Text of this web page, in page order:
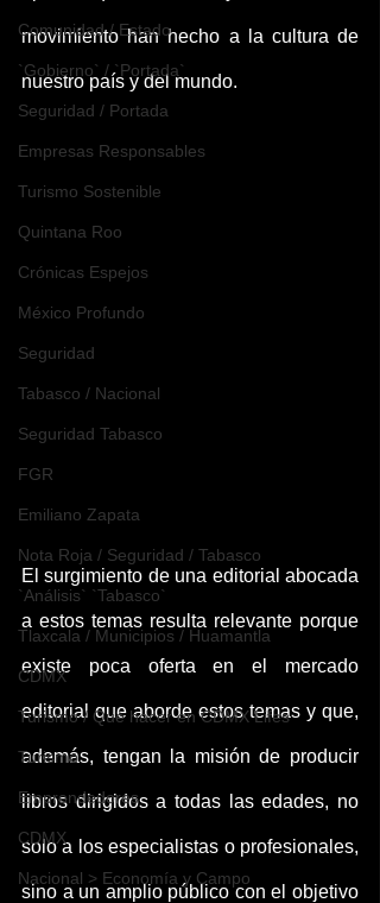
Comunidad / Estado
`Gobierno` / `Portada`
Seguridad / Portada
Empresas Responsables
Turismo Sostenible
Quintana Roo
Crónicas Espejos
México Profundo
Seguridad
Tabasco / Nacional
Seguridad Tabasco
FGR
Emiliano Zapata
Nota Roja / Seguridad / Tabasco
`Análisis` `Tabasco`
Tlaxcala / Municipios / Huamantla
CDMX
Turismo / Qué hacer en CDMX Lifes
Turismo
Emprendedores
CDMX
Nacional > Economía y Campo
movimiento han hecho a la cultura de
nuestro país y del mundo.
El surgimiento de una editorial abocada
a estos temas resulta relevante porque
existe poca oferta en el mercado
editorial que aborde estos temas y que,
además, tengan la misión de producir
libros dirigidos a todas las edades, no
solo a los especialistas o profesionales,
sino a un amplio público con el objetivo